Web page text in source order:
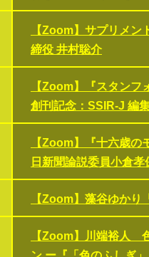
【Zoom】サプリメ
締役 井村聡介
【Zoom】『スタン
創刊記念：SSIR-J 編
【Zoom】『十六歳
日新聞論説委員小倉
【Zoom】藻谷ゆかり
【Zoom】川端裕人